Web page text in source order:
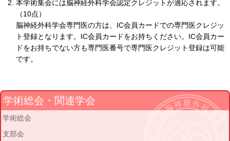
本学術集会には脳神経外科学会認定クレジットが適応されます。
（10点）
脳神経外科学会専門医の方は、IC会員カードでの専門医クレジッ
ト登録となります。IC会員カードをお持ちください。IC会員カー
ドをお持ちでない方も専門医番号で専門医クレジット登録は可能
です。
学術総会・関連学会
学術総会
支部会